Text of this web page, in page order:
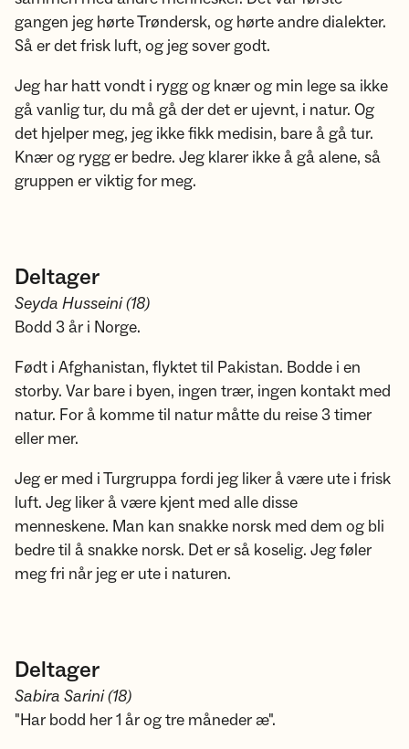
gangen jeg hørte Trøndersk, og hørte andre dialekter.
Så er det frisk luft, og jeg sover godt.
Jeg har hatt vondt i rygg og knær og min lege sa ikke
gå vanlig tur, du må gå der det er ujevnt, i natur. Og
det hjelper meg, jeg ikke fikk medisin, bare å gå tur.
Knær og rygg er bedre. Jeg klarer ikke å gå alene, så
gruppen er viktig for meg.
Deltager
Seyda Husseini (18)
Bodd 3 år i Norge.
Født i Afghanistan, flyktet til Pakistan. Bodde i en
storby. Var bare i byen, ingen trær, ingen kontakt med
natur. For å komme til natur måtte du reise 3 timer
eller mer.
Jeg er med i Turgruppa fordi jeg liker å være ute i frisk
luft. Jeg liker å være kjent med alle disse
menneskene. Man kan snakke norsk med dem og bli
bedre til å snakke norsk. Det er så koselig. Jeg føler
meg fri når jeg er ute i naturen.
Deltager
Sabira Sarini (18)
"Har bodd her 1 år og tre måneder æ".